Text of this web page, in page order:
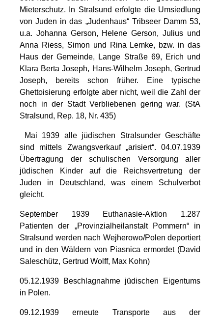
Mieterschutz. In Stralsund erfolgte die Umsiedlung
von Juden in das „Judenhaus“ Tribseer Damm 53,
u.a. Johanna Gerson, Helene Gerson, Julius und
Anna Riess, Simon und Rina Lemke, bzw. in das
Haus der Gemeinde, Lange Straße 69, Erich und
Klara Berta Joseph, Hans-Wilhelm Joseph, Gertrud
Joseph, bereits schon früher. Eine typische
Ghettoisierung erfolgte aber nicht, weil die Zahl der
noch in der Stadt Verbliebenen gering war. (StA
Stralsund, Rep. 18, Nr. 435)
Mai 1939 alle jüdischen Stralsunder Geschäfte
sind mittels Zwangsverkauf „arisiert“. 04.07.1939
Übertragung der schulischen Versorgung aller
jüdischen Kinder auf die Reichsvertretung der
Juden in Deutschland, was einem Schulverbot
gleicht.
September 1939 Euthanasie-Aktion 1.287
Patienten der „Provinzialheilanstalt Pommern“ in
Stralsund werden nach Wejherowo/Polen deportiert
und in den Wäldern von Piasnica ermordet (David
Saleschütz, Gertrud Wolff, Max Kohn)
05.12.1939 Beschlagnahme jüdischen Eigentums
in Polen.
09.12.1939 erneute Transporte aus der